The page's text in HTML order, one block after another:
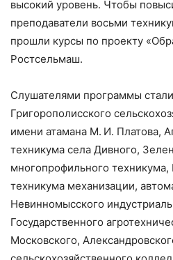
высокий уровень. Чтобы
преподаватели восьми
прошли курсы по проекту
Ростсельмаш.
Слушателями программы
Григорополисского
имени атамана М. И. Платова,
техникума села Дивного,
многопрофильного техникума,
техникума механизации,
Невинномысского
Государственного
Московского,